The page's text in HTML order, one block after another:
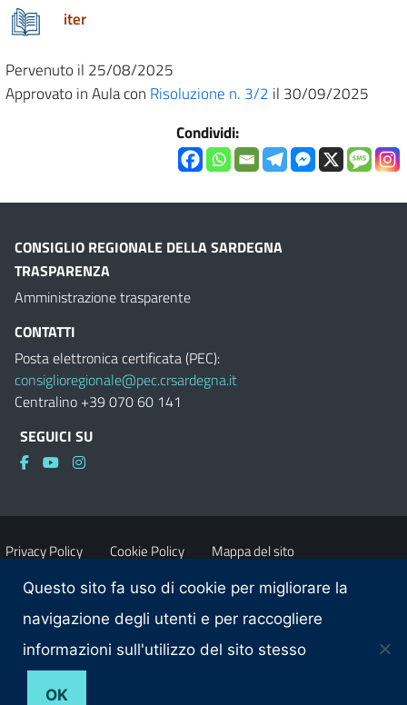
iter
Pervenuto il 25/08/2025
Approvato in Aula con Risoluzione n. 3/2 il 30/09/2025
Condividi:
CONSIGLIO REGIONALE DELLA SARDEGNA
TRASPARENZA
Amministrazione trasparente
CONTATTI
Posta elettronica certificata (PEC):
consiglioregionale@pec.crsardegna.it
Centralino +39 070 60 141
SEGUICI SU
Privacy Policy Cookie Policy Mappa del sito
Accessibilità Dichiarazione di accessibilità
Obiettivi di accessibilità Contatti
Questo sito fa uso di cookie per migliorare la
navigazione degli utenti e per raccogliere
informazioni sull'utilizzo del sito stesso
OK